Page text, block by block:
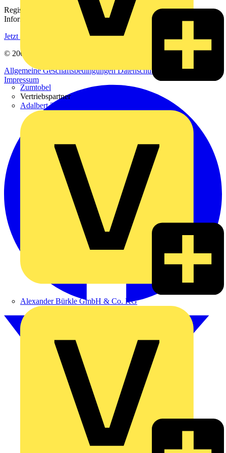
Zumtobel
Vertriebspartner
Adalbert Zajadacz GmbH & Co. KG
Alexander Bürkle GmbH & Co. KG
Registrieren Sie sich kostenlos und erhalten Sie stets aktuelle
Informationen aus der Elektroindustrie.
Jetzt registrieren
© 2002-
Allgemeine GeschäftsbedingungenDatenschutzerklärung
Impressum